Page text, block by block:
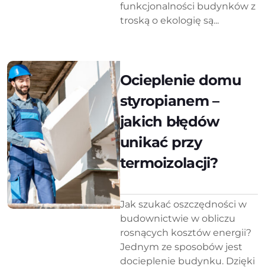
funkcjonalności budynków z
troską o ekologię są...
Ocieplenie domu
styropianem –
jakich błędów
unikać przy
termoizolacji?
Jak szukać oszczędności w
budownictwie w obliczu
rosnących kosztów energii?
Jednym ze sposobów jest
docieplenie budynku. Dzięki